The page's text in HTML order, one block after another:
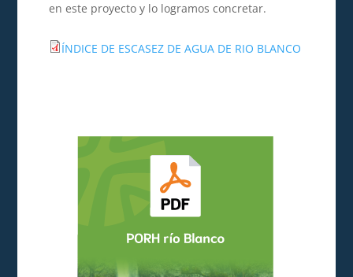
en este proyecto y lo logramos concretar.
ÍNDICE DE ESCASEZ DE AGUA DE RIO BLANCO